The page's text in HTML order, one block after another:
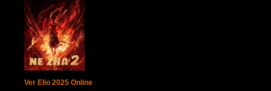
Ver Elio 2025 Online